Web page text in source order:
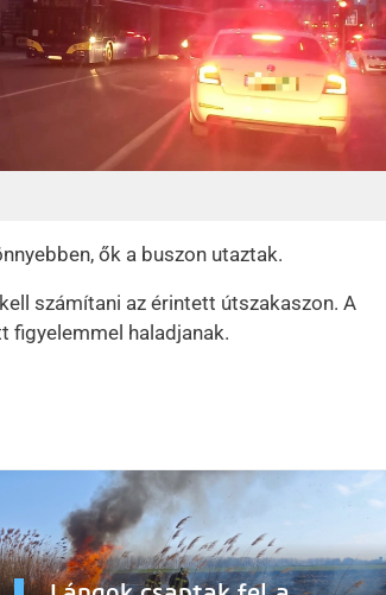
ők a buszon utaztak.
számítani az érintett útszakaszon. A
figyelemmel haladjanak.